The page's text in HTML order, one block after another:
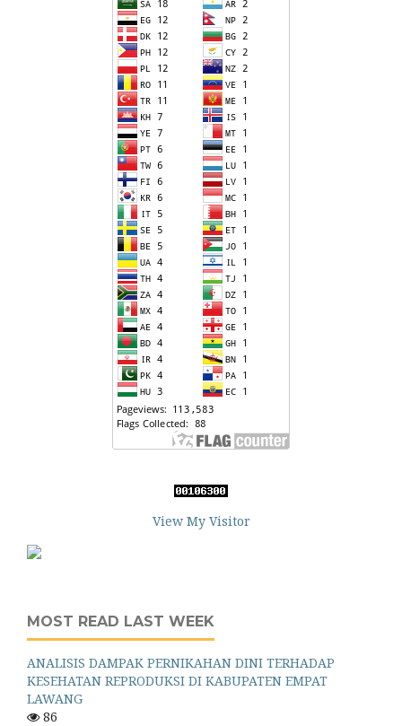
View My Visitor
MOST READ LAST WEEK
ANALISIS DAMPAK PERNIKAHAN DINI TERHADAP
KESEHATAN REPRODUKSI DI KABUPATEN EMPAT
LAWANG
86